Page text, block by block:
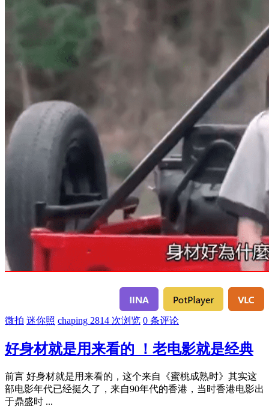
微拍 迷你照 chaping 2814 次浏览 0 条评论
好身材就是用来看的 ！老电影就是经典
前言 好身材就是用来看的，这个来自《蜜桃成熟时》其实这
部电影年代已经挺久了，来自90年代的香港，当时香港电影出
于鼎盛时 ...